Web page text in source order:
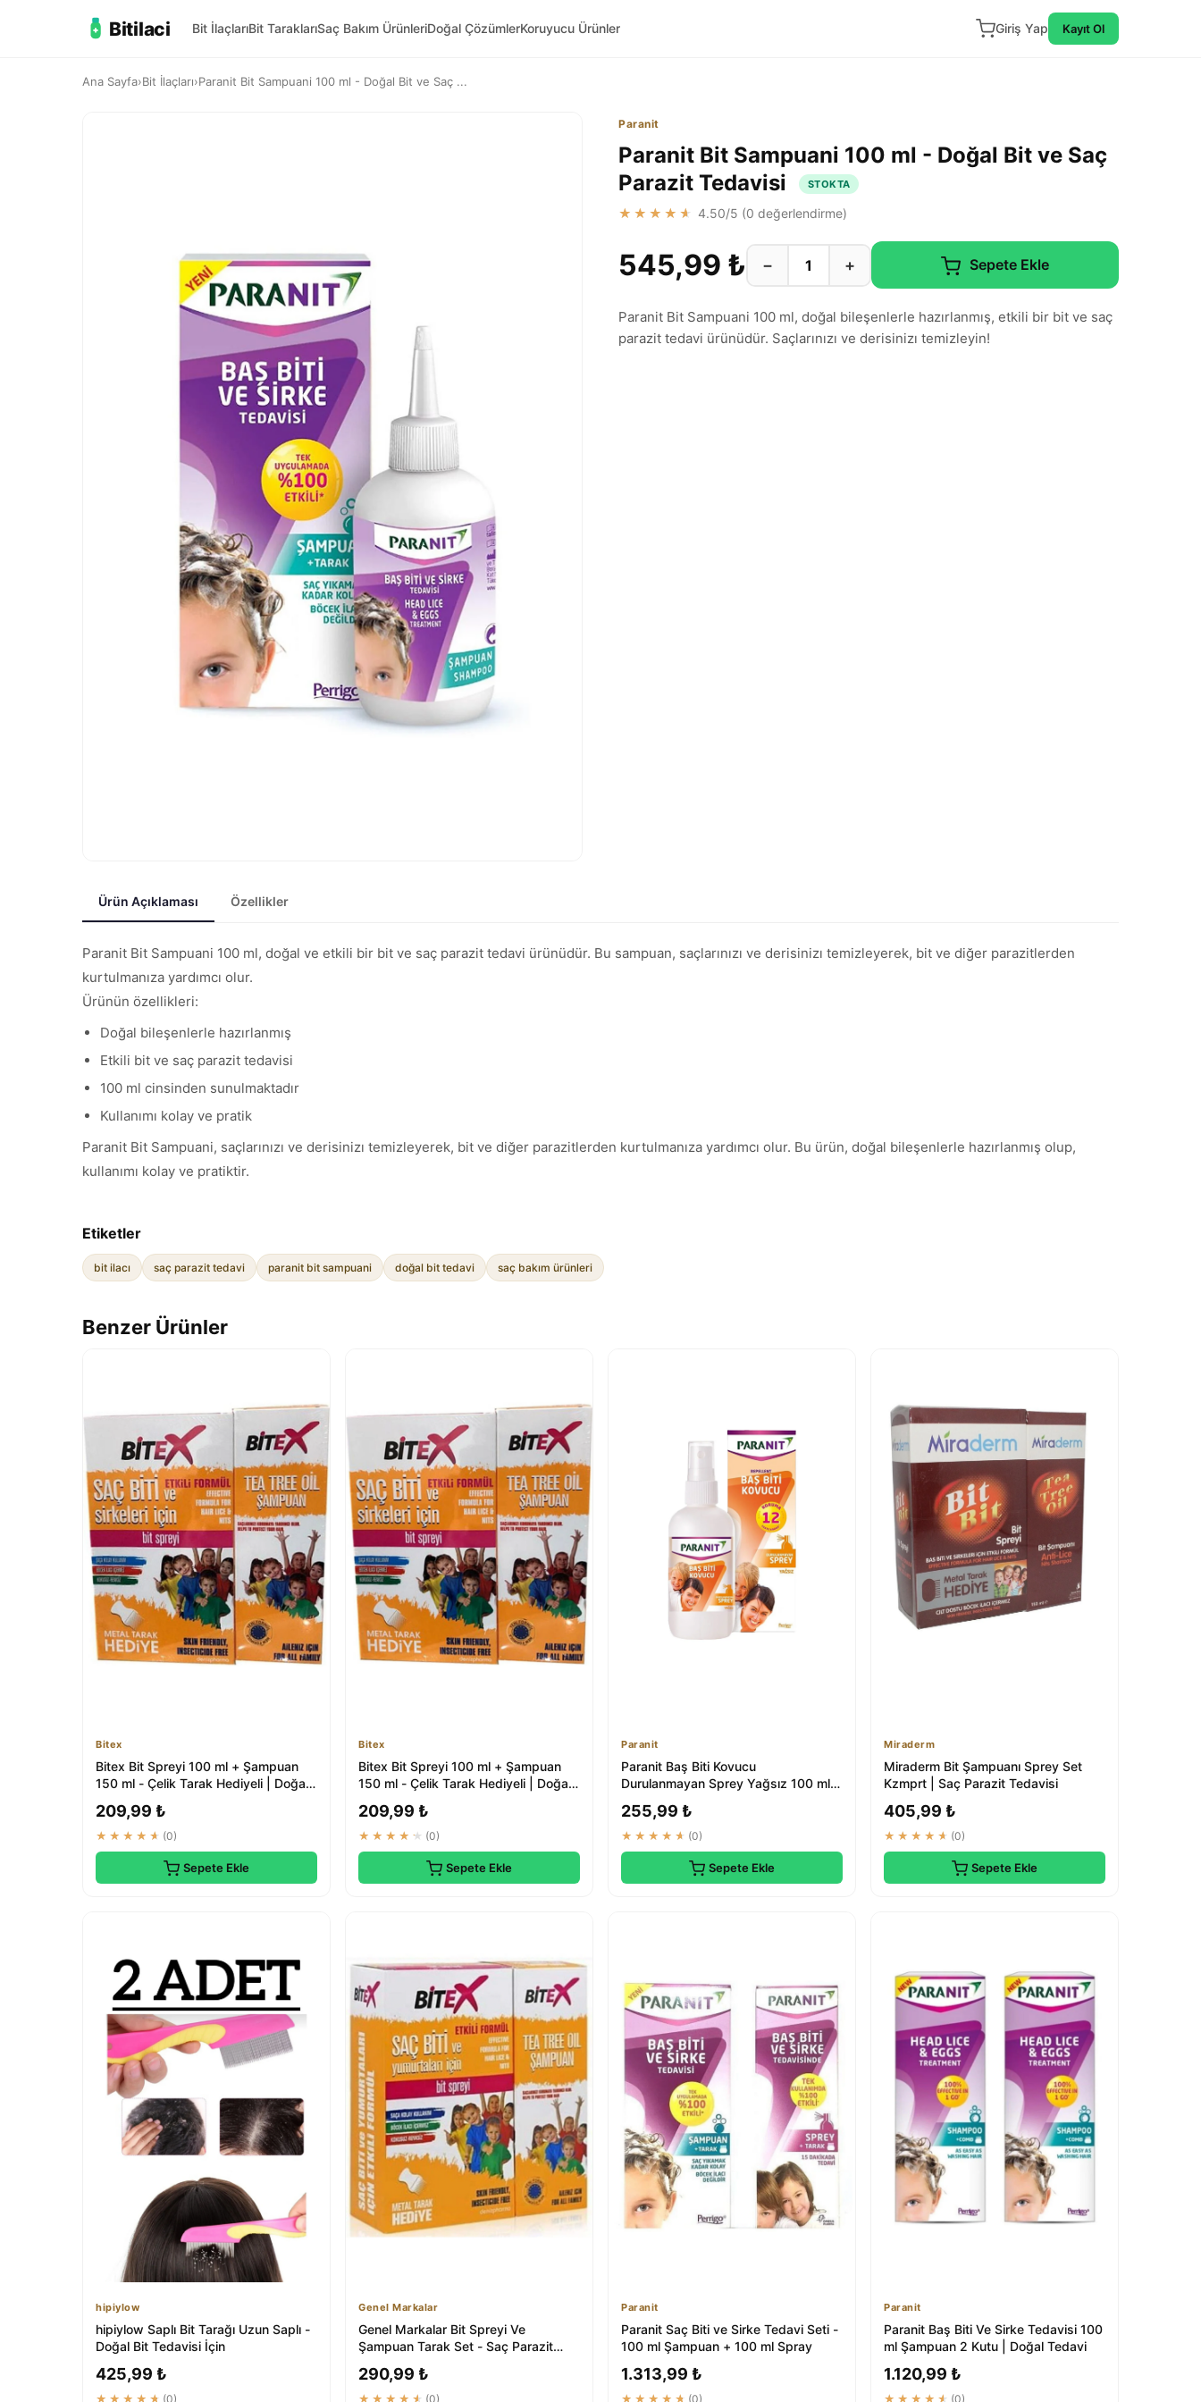
Bitilaci Bit İlaçlarıBit TaraklarıSaç Bakım ÜrünleriDoğal ÇözümlerKoruyucu Ürünler Giriş Yap Kayıt Ol
Ana Sayfa›Bit İlaçları›Paranit Bit Sampuani 100 ml - Doğal Bit ve Saç ...
Paranit
Paranit Bit Sampuani 100 ml - Doğal Bit ve Saç
Parazit Tedavisi
STOKTA
★★★★★ 4.50/5 (0 değerlendirme)
545,99 ₺ − + Sepete Ekle
Paranit Bit Sampuani 100 ml, doğal bileşenlerle hazırlanmış, etkili bir bit ve saç
parazit tedavi ürünüdür. Saçlarınızı ve derisinizı temizleyin!
Ürün Açıklaması Özellikler
Paranit Bit Sampuani 100 ml, doğal ve etkili bir bit ve saç parazit tedavi ürünüdür. Bu sampuan, saçlarınızı ve derisinizı temizleyerek, bit ve diğer parazitlerden
kurtulmanıza yardımcı olur.
Ürünün özellikleri:
Doğal bileşenlerle hazırlanmış
Etkili bit ve saç parazit tedavisi
100 ml cinsinden sunulmaktadır
Kullanımı kolay ve pratik
Paranit Bit Sampuani, saçlarınızı ve derisinizı temizleyerek, bit ve diğer parazitlerden kurtulmanıza yardımcı olur. Bu ürün, doğal bileşenlerle hazırlanmış olup,
kullanımı kolay ve pratiktir.
Etiketler
bit ilacı saç parazit tedavi paranit bit sampuani doğal bit tedavi saç bakım ürünleri
Benzer Ürünler
Bitex
Bitex Bit Spreyi 100 ml + Şampuan
150 ml - Çelik Tarak Hediyeli | Doğal
209,99 ₺
★★★★★ (0)
Sepete Ekle
Bitex
Bitex Bit Spreyi 100 ml + Şampuan
150 ml - Çelik Tarak Hediyeli | Doğal
209,99 ₺
★★★★★ (0)
Sepete Ekle
Paranit
Paranit Baş Biti Kovucu
Durulanmayan Sprey Yağsız 100 ml |
255,99 ₺
★★★★★ (0)
Sepete Ekle
Miraderm
Miraderm Bit Şampuanı Sprey Set
Kzmprt | Saç Parazit Tedavisi
405,99 ₺
★★★★★ (0)
Sepete Ekle
hipiylow
hipiylow Saplı Bit Tarağı Uzun Saplı -
Doğal Bit Tedavisi İçin
425,99 ₺
★★★★★ (0)
Genel Markalar
Genel Markalar Bit Spreyi Ve
Şampuan Tarak Set - Saç Parazit
290,99 ₺
★★★★★ (0)
Paranit
Paranit Saç Biti ve Sirke Tedavi Seti -
100 ml Şampuan + 100 ml Spray
1.313,99 ₺
★★★★★ (0)
Paranit
Paranit Baş Biti Ve Sirke Tedavisi 100
ml Şampuan 2 Kutu | Doğal Tedavi
1.120,99 ₺
★★★★★ (0)